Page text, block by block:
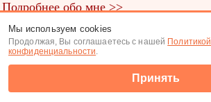
Подробнее обо мне >>
ID анкеты: 58330085
Знакомства|Поиск анкет
Мы используем cookies
Продолжая, Вы соглашаетесь с нашей Политикой
конфиденциальности.
Принять